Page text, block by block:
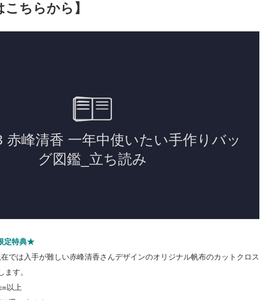
こちらから】
定特典★
では入手が難しい赤峰清香さんデザインのオリジナル帆布のカットクロス
ます。
以上